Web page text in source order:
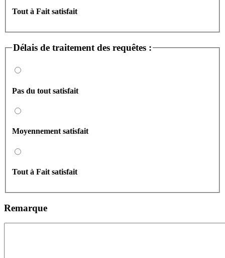
Tout à Fait satisfait
Délais de traitement des requêtes :
Pas du tout satisfait
Moyennement satisfait
Tout à Fait satisfait
Remarque